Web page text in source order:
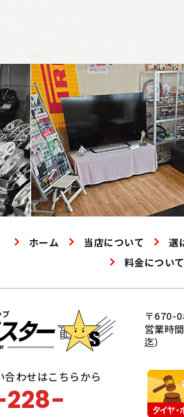
ホーム 当店について 選
料金について
合わせはこちらから
〒670-
営業時
迄）